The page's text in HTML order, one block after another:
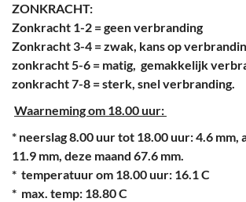
ZONKRACHT:
Zonkracht 1-2 = geen verbranding
Zonkracht 3-4 = zwak, kans op
zonkracht 5-6 = matig, gemakkelijk
zonkracht 7-8 = sterk, snel verbranding.
Waarneming om 18.00 uur:
* neerslag 8.00 uur tot 18.00 uur: 4.6 mm,
11.9 mm, deze maand 67.6 mm.
* temperatuur om 18.00 uur: 16.1 C
* max. temp: 18.80 C